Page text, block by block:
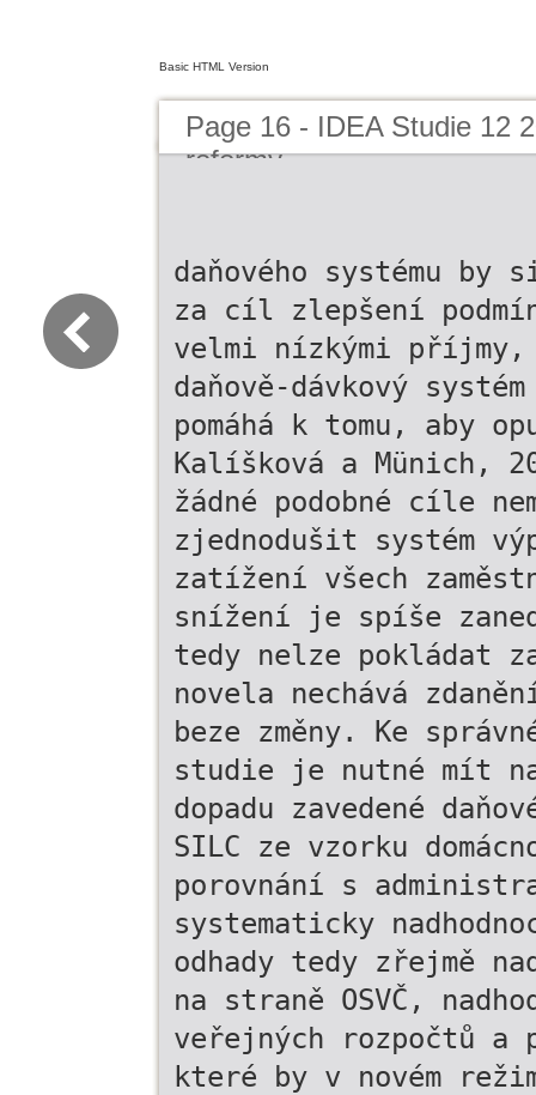
Basic HTML Version
Page 16 - IDEA Studie 12
reformy
daňového systému
za cíl zlepšení
velmi nízkými příjmy,
daňově-dávkový
pomáhá k tomu, aby
Kalíšková a Münich,
žádné podobné cíle
zjednodušit systém
zatížení všech
snížení je spíše
tedy nelze pokládat
novela nechává
beze změny. Ke
studie je nutné mít
dopadu zavedené
SILC ze vzorku
porovnání s
systematicky
odhady tedy zřejmě
na straně OSVČ,
veřejných rozpočtů a
které by v novém